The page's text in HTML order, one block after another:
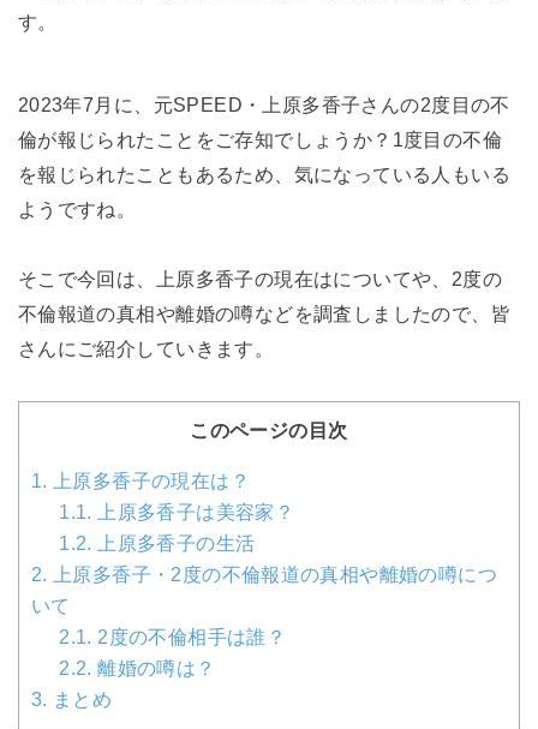
す。
2023年7月に、元SPEED・上原多香子さんの2度目の不
倫が報じられたことをご存知でしょうか？1度目の不倫
を報じられたこともあるため、気になっている人もいる
ようですね。
そこで今回は、上原多香子の現在はについてや、2度の
不倫報道の真相や離婚の噂などを調査しましたので、皆
さんにご紹介していきます。
このページの目次
1. 上原多香子の現在は？
1.1.
上原多香子は美容家？
1.2.
上原多香子の生活
2. 上原多香子・2度の不倫報道の真相や離婚の噂につ
いて
2.1. 2度の不倫相手は誰？
2.2. 離婚の噂は？
3. まとめ